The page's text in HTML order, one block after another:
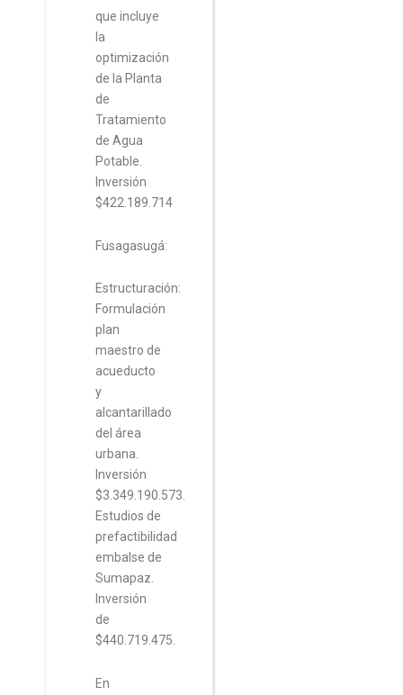
que incluye
la
optimización
de la Planta
de
Tratamiento
de Agua
Potable.
Inversión
$422.189.714
Fusagasugá:
Estructuración:
Formulación
plan
maestro de
acueducto
y
alcantarillado
del área
urbana.
Inversión
$3.349.190.573.
Estudios de
prefactibilidad
embalse de
Sumapaz.
Inversión
de
$440.719.475.
En